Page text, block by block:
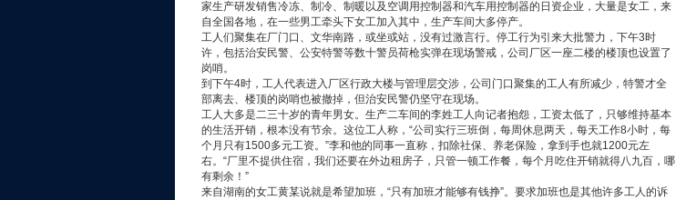
家生产研发销售冷冻、制冷、制暖以及空调用控制器和汽车用控制器的日资企业，大量是女工，来
自全国各地，在一些男工牵头下女工加入其中，生产车间大多停产。
工人们聚集在厂门口、文华南路，或坐或站，没有过激言行。停工行为引来大批警力，下午3时
许，包括治安民警、公安特警等数十警员荷枪实弹在现场警戒，公司厂区一座二楼的楼顶也设置了
岗哨。
到下午4时，工人代表进入厂区行政大楼与管理层交涉，公司门口聚集的工人有所减少，特警才全
部离去、楼顶的岗哨也被撤掉，但治安民警仍坚守在现场。
工人大多是二三十岁的青年男女。生产二车间的李姓工人向记者抱怨，工资太低了，只够维持基本
的生活开销，根本没有节余。这位工人称，“公司实行三班倒，每周休息两天，每天工作8小时，每
个月只有1500多元工资。”李和他的同事一直称，扣除社保、养老保险，拿到手也就1200元左
右。“厂里不提供住宿，我们还要在外边租房子，只管一顿工作餐，每个月吃住开销就得八九百，哪
有剩余！”
来自湖南的女工黄某说就是希望加班，“只有加班才能够有钱挣”。要求加班也是其他许多工人的诉